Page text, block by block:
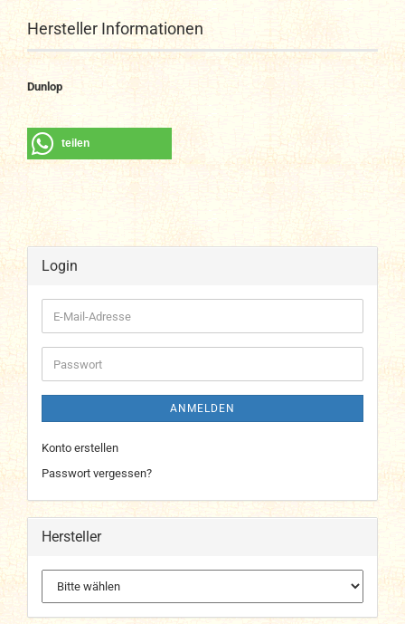
Hersteller Informationen
Dunlop
teilen
Login
E-
Mail-
Adresse
Passwort
ANMELDEN
Konto erstellen
Passwort vergessen?
Hersteller